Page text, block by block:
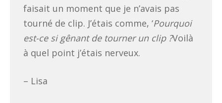
faisait un moment que je n’avais pas
tourné de clip. J’étais comme, ‘Pourquoi
est-ce si gênant de tourner un clip ?Voilà
à quel point j’étais nerveux.
– Lisa